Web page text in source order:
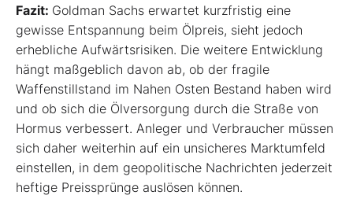
Fazit: Goldman Sachs erwartet kurzfristig eine
gewisse Entspannung beim Ölpreis, sieht jedoch
erhebliche Aufwärtsrisiken. Die weitere Entwicklung
hängt maßgeblich davon ab, ob der fragile
Waffenstillstand im Nahen Osten Bestand haben wird
und ob sich die Ölversorgung durch die Straße von
Hormus verbessert. Anleger und Verbraucher müssen
sich daher weiterhin auf ein unsicheres Marktumfeld
einstellen, in dem geopolitische Nachrichten jederzeit
heftige Preissprünge auslösen können.